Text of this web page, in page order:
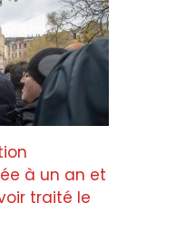
à un an et
traité le